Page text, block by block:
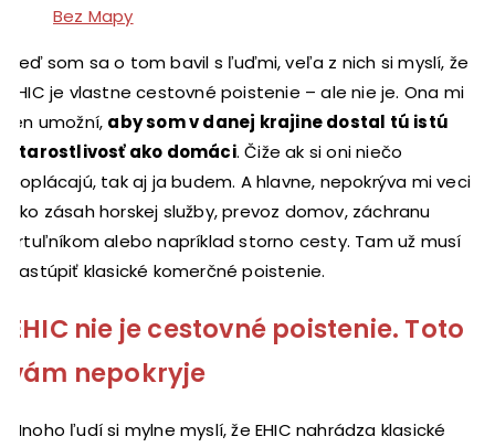
Bez Mapy
Keď som sa o tom bavil s ľuďmi, veľa z nich si myslí, že
EHIC je vlastne cestovné poistenie – ale nie je. Ona mi
len umožní, aby som v danej krajine dostal tú istú
starostlivosť ako domáci. Čiže ak si oni niečo
doplácajú, tak aj ja budem. A hlavne, nepokrýva mi veci
ako zásah horskej služby, prevoz domov, záchranu
vrtuľníkom alebo napríklad storno cesty. Tam už musí
nastúpiť klasické komerčné poistenie.
EHIC nie je cestovné poistenie. Toto
vám nepokryje
Mnoho ľudí si mylne myslí, že EHIC nahrádza klasické